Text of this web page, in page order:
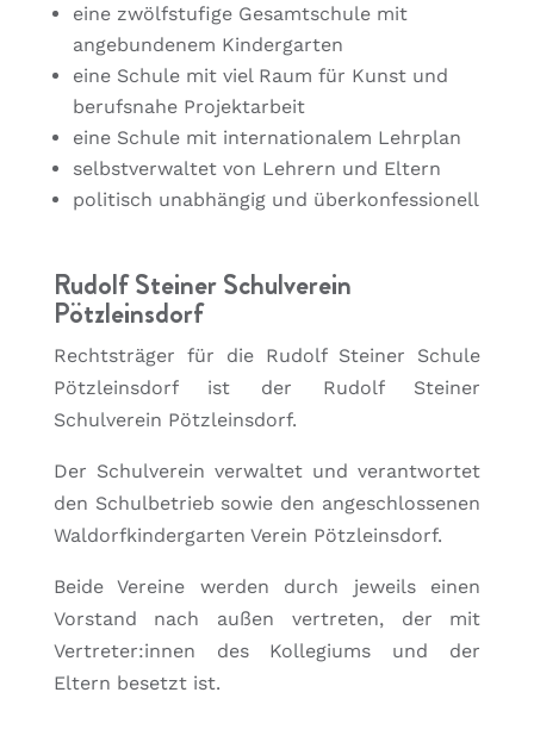
eine zwölfstufige Gesamtschule mit
angebundenem Kindergarten
eine Schule mit viel Raum für Kunst und
berufsnahe Projektarbeit
eine Schule mit internationalem Lehrplan
selbstverwaltet von Lehrern und Eltern
politisch unabhängig und überkonfessionell
Rudolf Steiner Schulverein
Pötzleinsdorf
Rechtsträger für die Rudolf Steiner Schule
Pötzleinsdorf ist der Rudolf Steiner
Schulverein Pötzleinsdorf.
Der Schulverein verwaltet und verantwortet
den Schulbetrieb sowie den angeschlossenen
Waldorfkindergarten Verein Pötzleinsdorf.
Beide Vereine werden durch jeweils einen
Vorstand nach außen vertreten, der mit
Vertreter:innen des Kollegiums und der
Eltern besetzt ist.